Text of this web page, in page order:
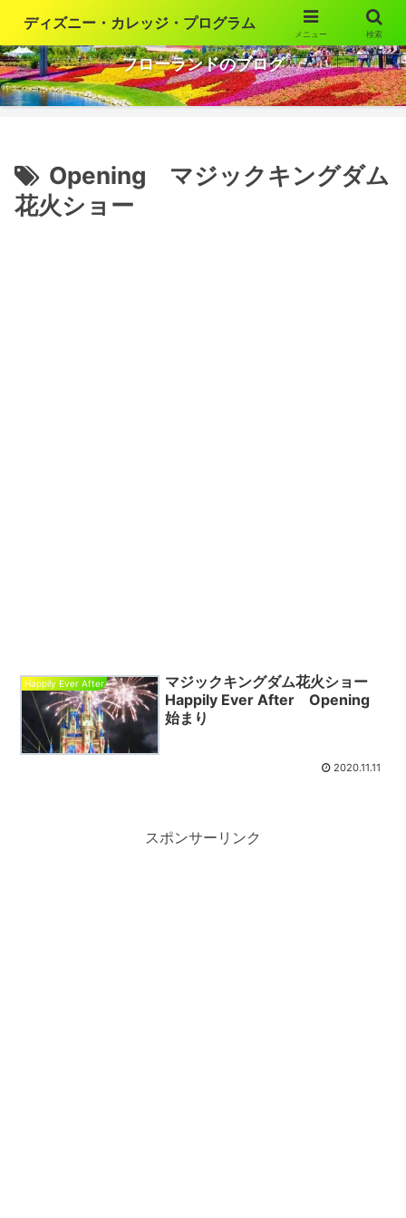
ウォルト・ディズニー・ワールドの魅力を語ります
フローランドのブログ
Opening マジックキングダム
花火ショー
Happily Ever After
マジックキングダム花火ショー
Happily Ever After Opening
始まり
2020.11.11
スポンサーリンク
ディズニー・カレッジ・プログラム
メニュー 検索